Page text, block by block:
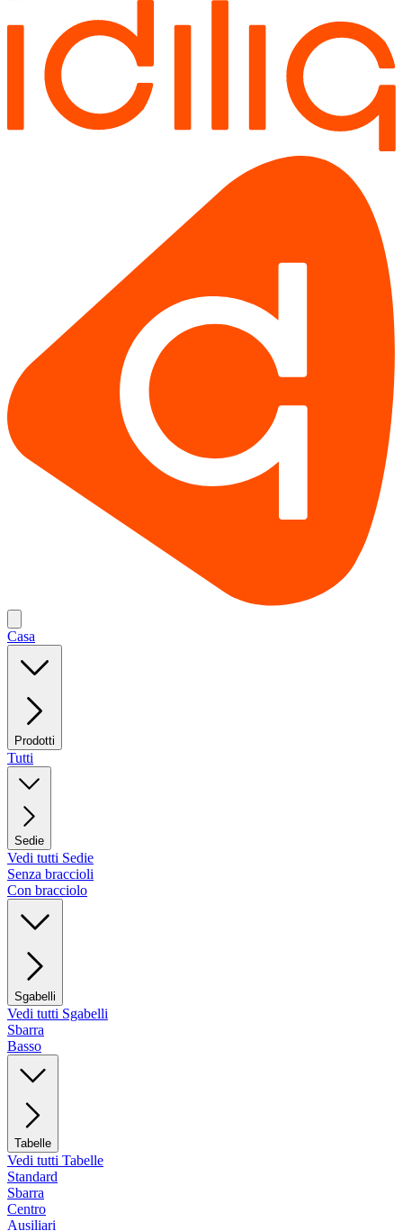
Casa
Prodotti
Tutti
Sedie
Vedi tutti Sedie
Senza braccioli
Con bracciolo
Sgabelli
Vedi tutti Sgabelli
Sbarra
Basso
Tabelle
Vedi tutti Tabelle
Standard
Sbarra
Centro
Ausiliari